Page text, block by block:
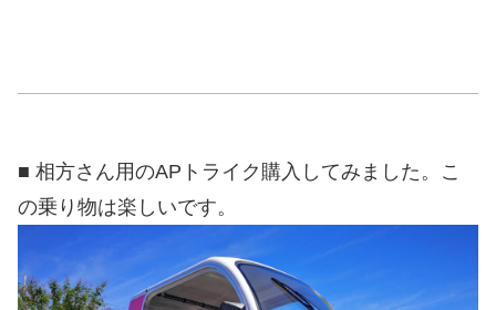
■ 相方さん用のAPトライク購入してみました。こ
の乗り物は楽しいです。